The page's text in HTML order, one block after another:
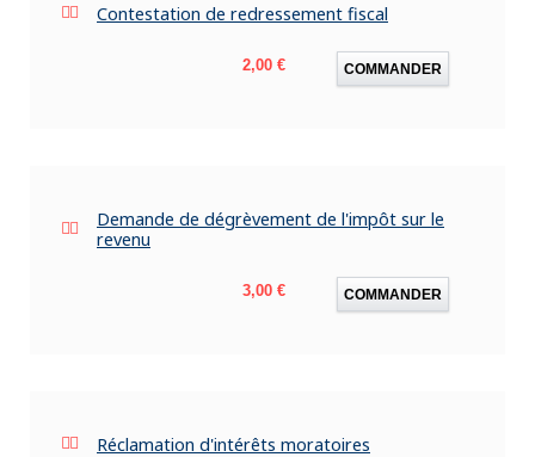
Contestation de redressement fiscal
Prix
2,00 € COMMANDER
Demande de dégrèvement de l'impôt sur le
revenu
Prix
3,00 € COMMANDER
Réclamation d'intérêts moratoires